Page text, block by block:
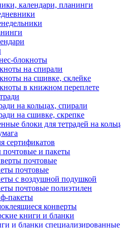
календари, планинги
блокноты
на спирали
на сшивке, склейке
в книжном переплете
на кольцах, спирали
на сшивке, скрепке
блоки для тетрадей на
сертификатов
почтовые и пакеты
почтовые
почтовые
с воздушной подушкой
почтовые полиэтилен
пакеты
конверты
книги и бланки
и бланки специализированные